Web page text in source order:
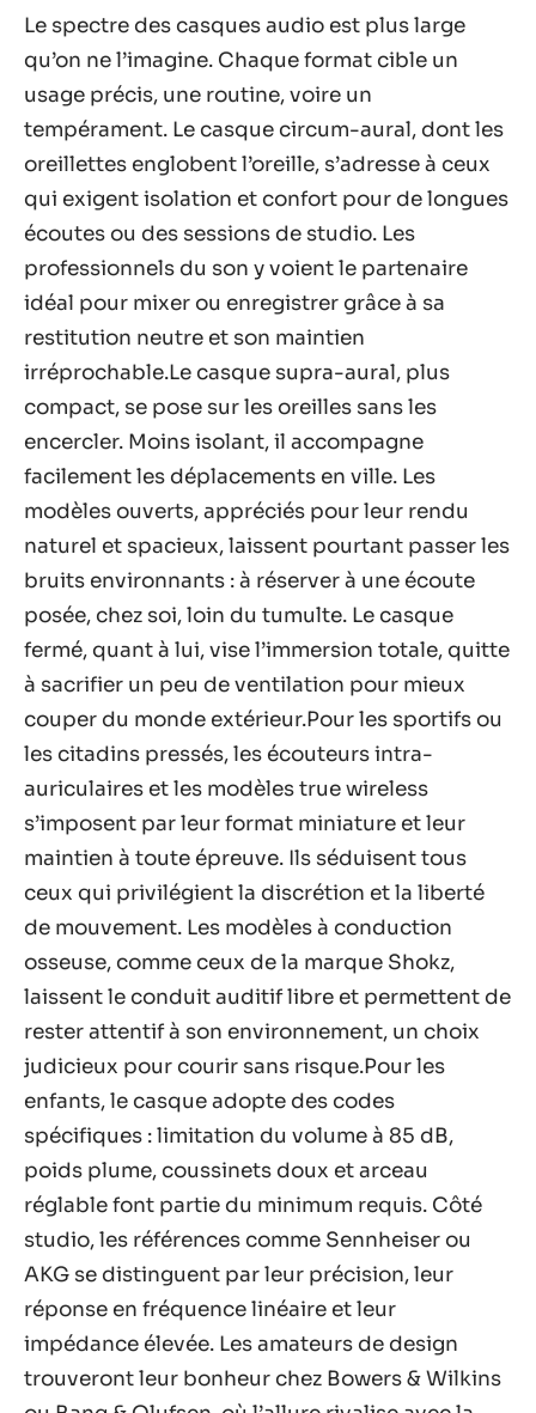
Le spectre des casques audio est plus large
qu’on ne l’imagine. Chaque format cible un
usage précis, une routine, voire un
tempérament. Le casque circum-aural, dont les
oreillettes englobent l’oreille, s’adresse à ceux
qui exigent isolation et confort pour de longues
écoutes ou des sessions de studio. Les
professionnels du son y voient le partenaire
idéal pour mixer ou enregistrer grâce à sa
restitution neutre et son maintien
irréprochable.Le casque supra-aural, plus
compact, se pose sur les oreilles sans les
encercler. Moins isolant, il accompagne
facilement les déplacements en ville. Les
modèles ouverts, appréciés pour leur rendu
naturel et spacieux, laissent pourtant passer les
bruits environnants : à réserver à une écoute
posée, chez soi, loin du tumulte. Le casque
fermé, quant à lui, vise l’immersion totale, quitte
à sacrifier un peu de ventilation pour mieux
couper du monde extérieur.Pour les sportifs ou
les citadins pressés, les écouteurs intra-
auriculaires et les modèles true wireless
s’imposent par leur format miniature et leur
maintien à toute épreuve. Ils séduisent tous
ceux qui privilégient la discrétion et la liberté
de mouvement. Les modèles à conduction
osseuse, comme ceux de la marque Shokz,
laissent le conduit auditif libre et permettent de
rester attentif à son environnement, un choix
judicieux pour courir sans risque.Pour les
enfants, le casque adopte des codes
spécifiques : limitation du volume à 85 dB,
poids plume, coussinets doux et arceau
réglable font partie du minimum requis. Côté
studio, les références comme Sennheiser ou
AKG se distinguent par leur précision, leur
réponse en fréquence linéaire et leur
impédance élevée. Les amateurs de design
trouveront leur bonheur chez Bowers & Wilkins